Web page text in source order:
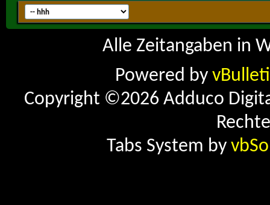
Alle Zeitangaben in
Powered by
Copyright ©2026 Adduco
Tabs System by